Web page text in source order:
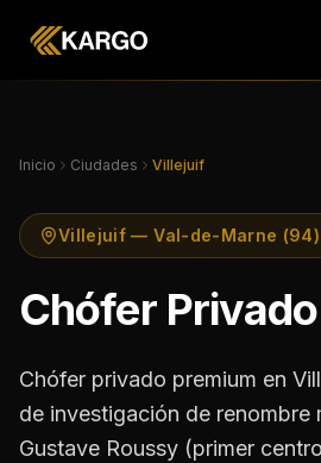
Inicio Ciudades Villejuif
Villejuif — Val-de-Marne (94)
Chófer
Chófer privado premium en
de investigación de renombre
Gustave Roussy (primer